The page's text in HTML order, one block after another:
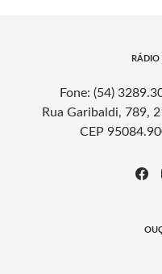
Fone: (54)
Rua Garibaldi, 789,
CEP